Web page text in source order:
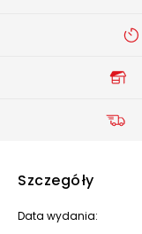
Szczegóły
Data wydania: